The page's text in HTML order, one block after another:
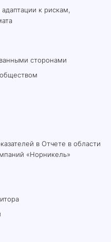
к рискам,
сторонами
в Отчете в области
«Норникель»